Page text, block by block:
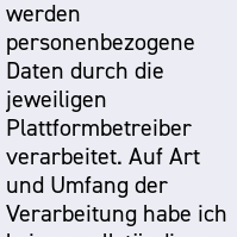
werden
personenbezogene
Daten durch die
jeweiligen
Plattformbetreiber
verarbeitet. Auf Art
und Umfang der
Verarbeitung habe ich